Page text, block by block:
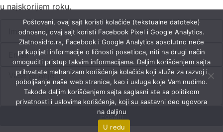
u najskorijem roku.
Pošalji
Poštovani, ovaj sajt koristi kolačiće (tekstualne datoteke)
odnosno, ovaj sajt koristi Facebook Pixel i Google Analytics.
Zlatnosidro.rs, Facebook i Google Analytics apsolutno neće
prikupljati informacije o ličnosti posetioca, niti na drugi način
omogućiti pristup takvim informacijama. Daljim korišćenjem sajta
prihvatate mehanizam korišćenja kolačića koji služe za razvoj i
poboljšanje naše web stranice, kao i usluga koje Vam nudimo.
Takođe daljim korišćenjem sajta saglasni ste sa politikom
privatnosti i uslovima korišćenja, koji su sastavni deo ugovora
na daljinu
U redu